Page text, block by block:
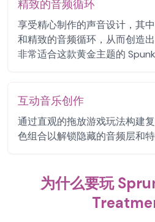
精致的音频循环
享受精心制作的声音设计，其
和精致的音频循环，从而创造
非常适合这款黄金主题的
互动音乐创作
通过直观的拖放游戏玩法构建
色组合以解锁隐藏的音频层和特
为什么要玩